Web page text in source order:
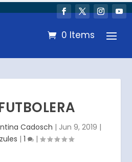
0 Items
Cadosch | Jun 9, 2019 |
| 1 |